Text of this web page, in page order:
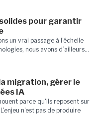
pour garantir
un vrai passage à l’échelle
nous avons d’ailleurs...
migration, gérer le
IA
parce qu'ils reposent sur
n'est pas de produire